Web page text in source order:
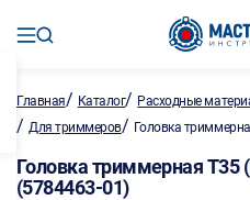
Главная/ Каталог/ Расходные
/ Для триммеров/ Головка
Головка триммерная T35
(5784463-01)